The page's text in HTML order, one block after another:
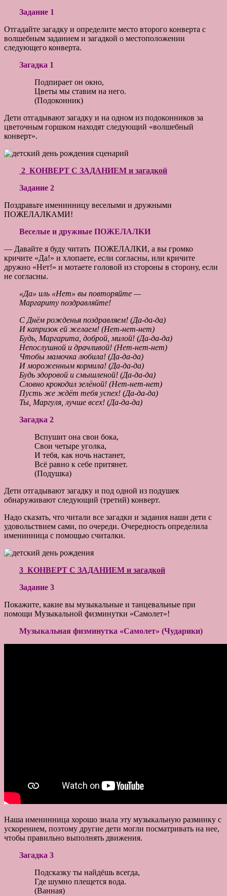
Задание 1
Отгадайте загадку и определите место второго конверта с
волшебным заданием и загадкой о местоположении
следующего конверта.
Загадка 1
Подпирает он окно,
Цветы мы ставим на него.
(Подоконник)
Дети отгадывают загадку и на одном из подоконников за
цветочным горшком находят следующий «волшебный
конверт».
2 КОНВЕРТ С ЗАДАНИЕМ и загадкой
Задание 2
Поздравьте именинницу веселыми и дружными
ПОЖЕЛАЛКАМИ!
Веселые и дружные ПОЖЕЛАЛКИ
— Давайте я буду читать ПОЖЕЛАЛКИ, а вы громко
кричите «Да!» и хлопаете, если согласны, или кричите
дружно «Нет!» и мотаете головой из стороны в сторону, если
не согласны.
«Да» иль «Нет» вы повторяйте —
Маргариту поздравляйте!
С Днём рожденья поздравляем! (Да-да-да)
И капризок ей желаем! (Нет-нет-нет)
Будь, Маргарита, доброй, милой! (Да-да-да)
Непослушной и драчливой! (Нет-нет-нет)
Чтобы мамочка любила! (Да-да-да)
И мороженным кормила! (Да-да-да)
Будь здоровой и смышленой! (Да-да-да)
Словно крокодил зелёной! (Нет-нет-нет)
Пусть же ждёт тебя успех! (Да-да-да)
Ты, Маргуля, лучше всех! (Да-да-да)
Загадка 2
Вспушит она свои бока,
Свои четыре уголка,
И тебя, как ночь настанет,
Всё равно к себе притянет.
(Подушка)
Дети отгадывают загадку и под одной из подушек
обнаруживают следующий (третий) конверт.
Надо сказать, что читали все загадки и задания наши дети с
удовольствием сами, по очереди. Очередность определила
именинница с помощью считалки.
3 КОНВЕРТ С ЗАДАНИЕМ и загадкой
Задание 3
Покажите, какие вы музыкальные и танцевальные при
помощи Музыкальной физминутки «Самолет»!
Музыкальная физминутка «Самолет» (Чударики)
Наша именинница хорошо знала эту музыкальную разминку с
ускорением, поэтому другие дети могли посматривать на нее,
чтобы правильно выполнять движения.
Загадка 3
Подсказку ты найдёшь всегда,
Где шумно плещется вода.
(Ванная)